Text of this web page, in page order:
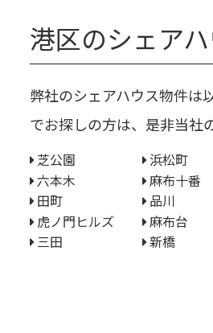
港区のシェア
弊社のシェアハウス物件は
でお探しの方は、是非当社
芝公園 浜松町
六本木
麻布十番
田町
品川
虎ノ門ヒルズ
麻布台
三田
新橋